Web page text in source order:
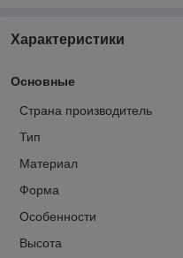
Характеристики
Основные
Страна производитель
Тип
Материал
Форма
Особенности
Высота